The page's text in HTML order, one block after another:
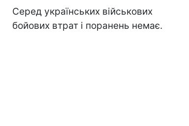
Серед українських військових
бойових втрат і поранень немає.